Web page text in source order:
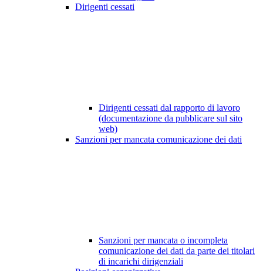
Dirigenti cessati
Dirigenti cessati dal rapporto di lavoro
(documentazione da pubblicare sul sito
web)
Sanzioni per mancata comunicazione dei dati
Sanzioni per mancata o incompleta
comunicazione dei dati da parte dei titolari
di incarichi dirigenziali